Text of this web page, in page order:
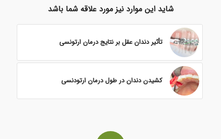
شاید این موارد نیز مورد علاقه شما باشد
تأثیر دندان عقل بر نتایج درمان ارتونسی
کشیدن دندان در طول درمان ارتودنسی